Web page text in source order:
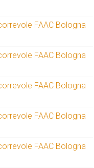
FAAC Bologna
FAAC Bologna
FAAC Bologna
FAAC Bologna
FAAC Bologna